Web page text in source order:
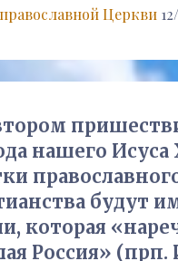
Церкви
нашего Исуса
будут
которая
Россия» (прп.